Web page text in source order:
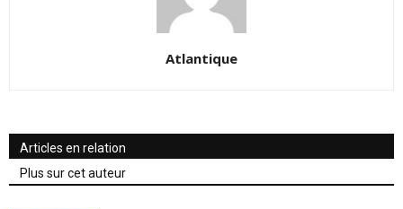
Atlantique
Articles en relation
Plus sur cet auteur